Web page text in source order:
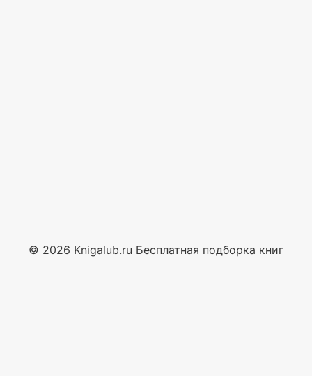
© 2026 Knigalub.ru Бесплатная подборка книг